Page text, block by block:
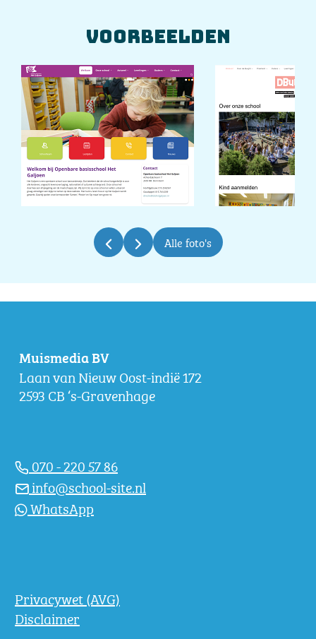
Voorbeelden
Alle foto's
Muismedia BV
Laan van Nieuw Oost-indië 172
2593 CB ‘s-Gravenhage
070 - 220 57 86
info@school-site.nl
WhatsApp
Privacywet (AVG)
Disclaimer